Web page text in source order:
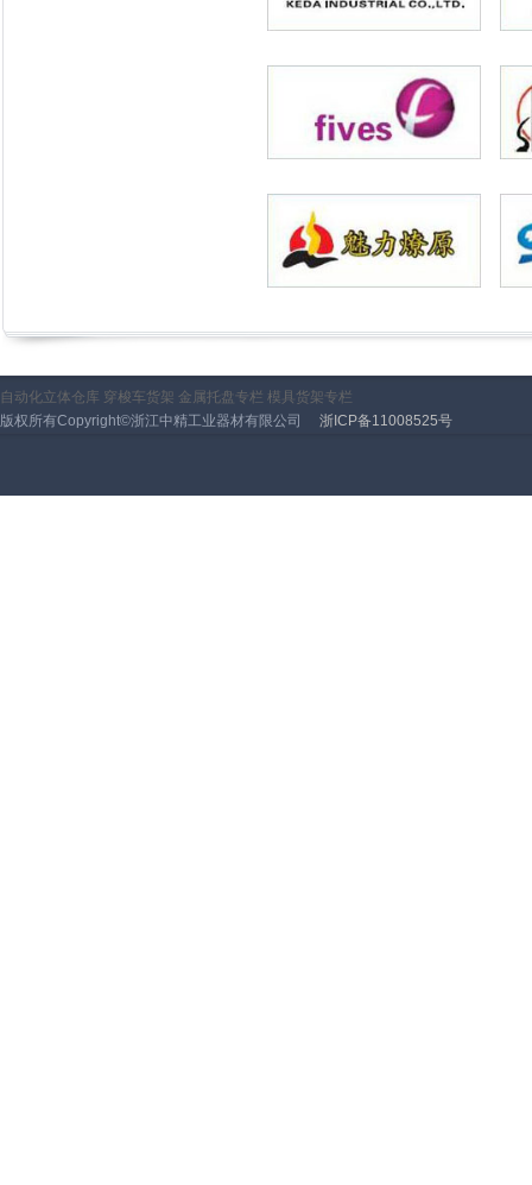
自动化立体仓库 穿梭车货架 金属托盘专栏 模具货架专栏
版权所有Copyright©浙江中精工业器材有限公司
浙ICP备11008525号